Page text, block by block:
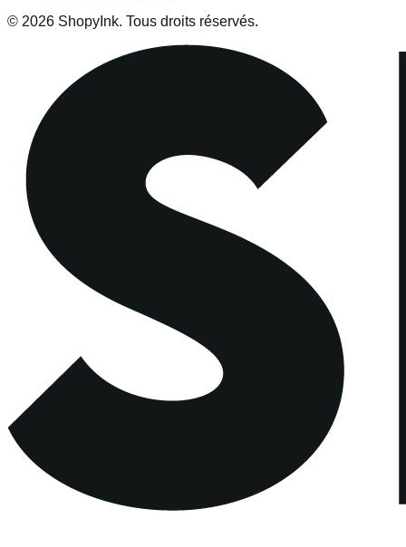
© 2026 ShopyInk. Tous droits réservés.